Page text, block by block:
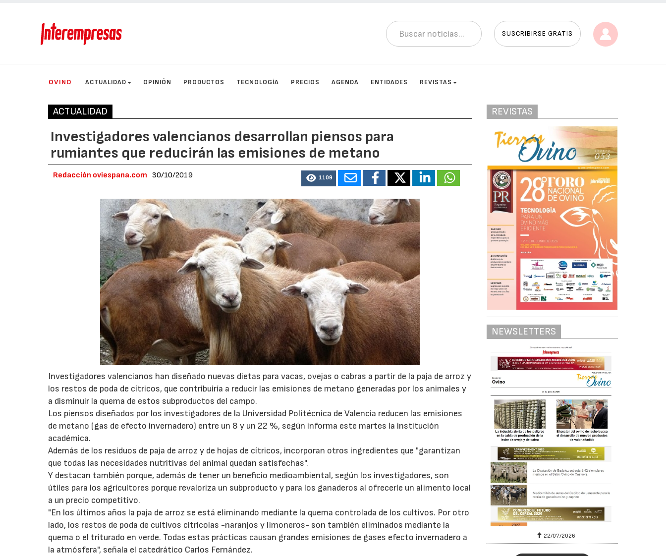
SUSCRIBIRSE GRATIS
OVINO ACTUALIDAD OPINIÓN PRODUCTOS TECNOLOGÍA PRECIOS AGENDA ENTIDADES REVISTAS
ACTUALIDAD
Investigadores valencianos desarrollan piensos para
rumiantes que reducirán las emisiones de metano
Redacción oviespana.com 30/10/2019 1109
Investigadores valencianos han diseñado nuevas dietas para vacas, ovejas o cabras a partir de la paja de arroz y
los restos de poda de cítricos, que contribuiría a reducir las emisiones de metano generadas por los animales y
a disminuir la quema de estos subproductos del campo.
Los piensos diseñados por los investigadores de la Universidad Politécnica de Valencia reducen las emisiones
de metano (gas de efecto invernadero) entre un 8 y un 22 %, según informa este martes la institución
académica.
Además de los residuos de paja de arroz y de hojas de cítricos, incorporan otros ingredientes que "garantizan
que todas las necesidades nutritivas del animal quedan satisfechas".
Y destacan también porque, además de tener un beneficio medioambiental, según los investigadores, son
útiles para los agricultores porque revaloriza un subproducto y para los ganaderos al ofrecerle un alimento local
a un precio competitivo.
"En los últimos años la paja de arroz se está eliminando mediante la quema controlada de los cultivos. Por otro
lado, los restos de poda de cultivos citrícolas -naranjos y limoneros- son también eliminados mediante la
quema o el triturado en verde. Todas estas prácticas causan grandes emisiones de gases efecto invernadero a
la atmósfera", señala el catedrático Carlos Fernández.
REVISTAS
NEWSLETTERS
22/07/2026 29/07/2026 22/07/2026